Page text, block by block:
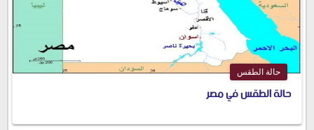
حالة الطقس
حالة الطقس في مصر